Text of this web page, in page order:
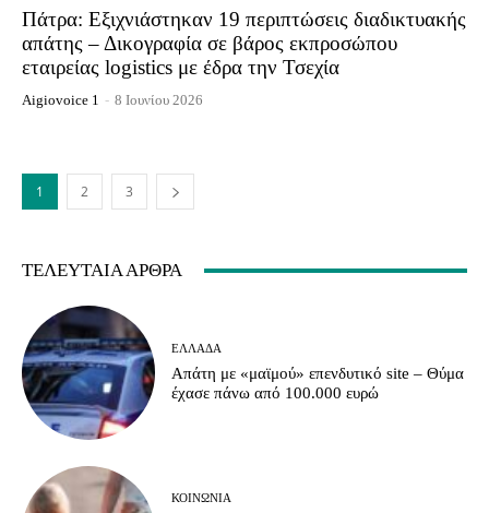
Πάτρα: Εξιχνιάστηκαν 19 περιπτώσεις διαδικτυακής
απάτης – Δικογραφία σε βάρος εκπροσώπου
εταιρείας logistics με έδρα την Τσεχία
Aigiovoice 1 - 8 Ιουνίου 2026
1 2 3
ΤΕΛΕΥΤΑΊΑ ΆΡΘΡΑ
ΕΛΛΆΔΑ
Απάτη με «μαϊμού» επενδυτικό site – Θύμα
έχασε πάνω από 100.000 ευρώ
ΚΟΙΝΩΝΊΑ